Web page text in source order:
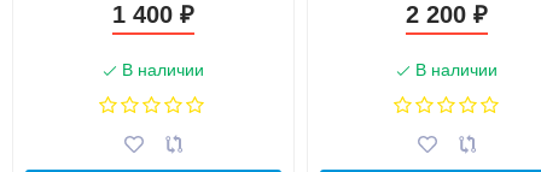
1 400 ₽
В наличии
2 200₽
В наличии